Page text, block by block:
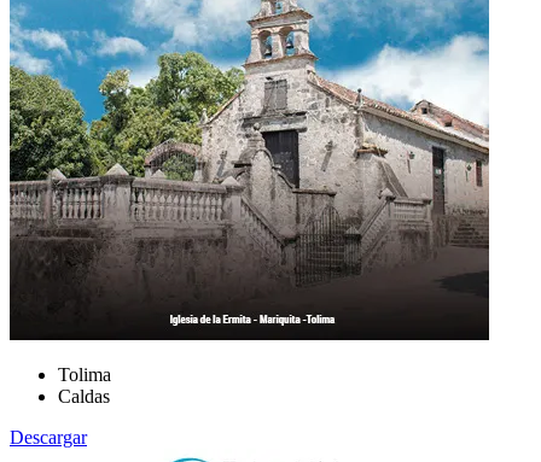
Tolima
Caldas
Descargar